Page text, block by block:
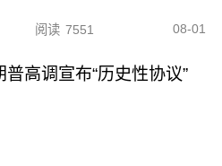
阅读 7551 08-01
高调宣布“历史性协议”